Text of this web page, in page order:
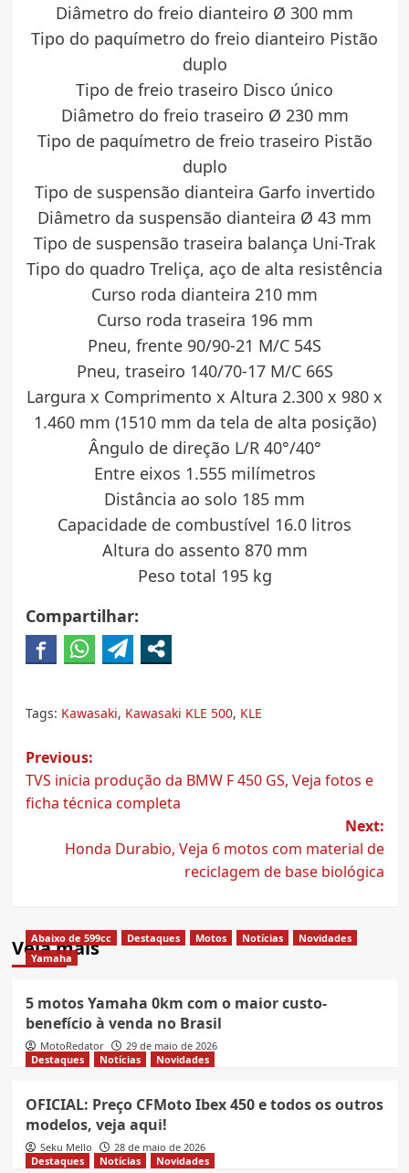
Diâmetro do freio dianteiro Ø 300 mm
Tipo do paquímetro do freio dianteiro Pistão
duplo
Tipo de freio traseiro Disco único
Diâmetro do freio traseiro Ø 230 mm
Tipo de paquímetro de freio traseiro Pistão
duplo
Tipo de suspensão dianteira Garfo invertido
Diâmetro da suspensão dianteira Ø 43 mm
Tipo de suspensão traseira balança Uni-Trak
Tipo do quadro Treliça, aço de alta resistência
Curso roda dianteira 210 mm
Curso roda traseira 196 mm
Pneu, frente 90/90-21 M/C 54S
Pneu, traseiro 140/70-17 M/C 66S
Largura x Comprimento x Altura 2.300 x 980 x
1.460 mm (1510 mm da tela de alta posição)
Ângulo de direção L/R 40°/40°
Entre eixos 1.555 milímetros
Distância ao solo 185 mm
Capacidade de combustível 16.0 litros
Altura do assento 870 mm
Peso total 195 kg
Compartilhar:
Tags: Kawasaki, Kawasaki KLE 500, KLE
Post
navigation
Previous:
TVS inicia produção da BMW F 450 GS, Veja fotos e
ficha técnica completa
Next:
Honda Durabio, Veja 6 motos com material de
reciclagem de base biológica
Veja mais
Abaixo de 599cc Destaques Motos Notícias
Novidades
Yamaha
5 motos Yamaha 0km com o maior custo-
benefício à venda no Brasil
MotoRedator
29 de maio de 2026
Destaques
Notícias Novidades
OFICIAL: Preço CFMoto Ibex 450 e todos os outros
modelos, veja aqui!
Seku Mello
28 de maio de 2026
Destaques
Notícias Novidades